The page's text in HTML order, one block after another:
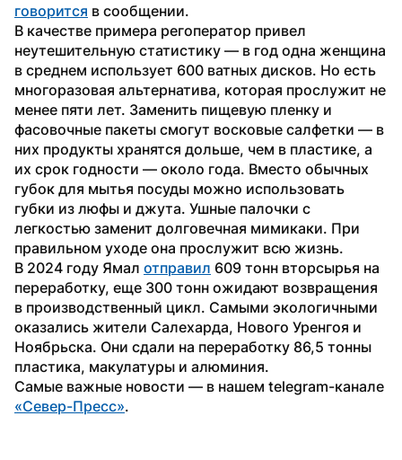
говорится в сообщении.
В качестве примера регоператор привел
неутешительную статистику — в год одна женщина
в среднем использует 600 ватных дисков. Но есть
многоразовая альтернатива, которая прослужит не
менее пяти лет. Заменить пищевую пленку и
фасовочные пакеты смогут восковые салфетки — в
них продукты хранятся дольше, чем в пластике, а
их срок годности — около года. Вместо обычных
губок для мытья посуды можно использовать
губки из люфы и джута. Ушные палочки с
легкостью заменит долговечная мимикаки. При
правильном уходе она прослужит всю жизнь.
В 2024 году Ямал отправил 609 тонн вторсырья на
переработку, еще 300 тонн ожидают возвращения
в производственный цикл. Самыми экологичными
оказались жители Салехарда, Нового Уренгоя и
Ноябрьска. Они сдали на переработку 86,5 тонны
пластика, макулатуры и алюминия.
«Север-Пресс».